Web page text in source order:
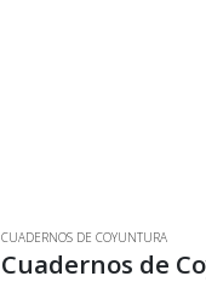
CUADERNOS DE COYUNTURA